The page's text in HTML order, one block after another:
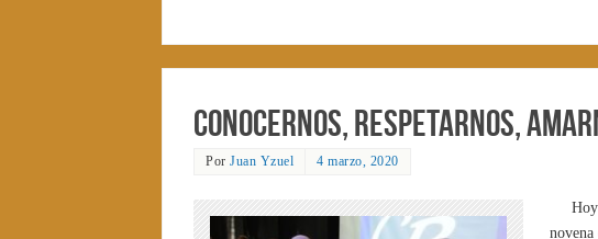
Conocernos, respetarnos,
Por Juan Yzuel 4 marzo, 2020